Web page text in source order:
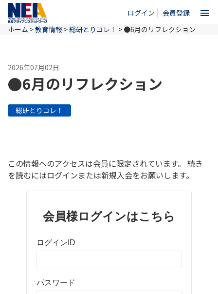
ログイン 会員登録 menu
ホーム
NEAとは
お問い合わせ
ホーム >教育情報 >総研とりコレ！ > ●6月のリフレクション
2026年07月02日
●6月のリフレクション
総研とりコレ！
この情報へのアクセスは会員に限定されています。 続き
を読むにはログインまたは新規入会をお願いします。
会員様ログインはこちら
ログインID
パスワード